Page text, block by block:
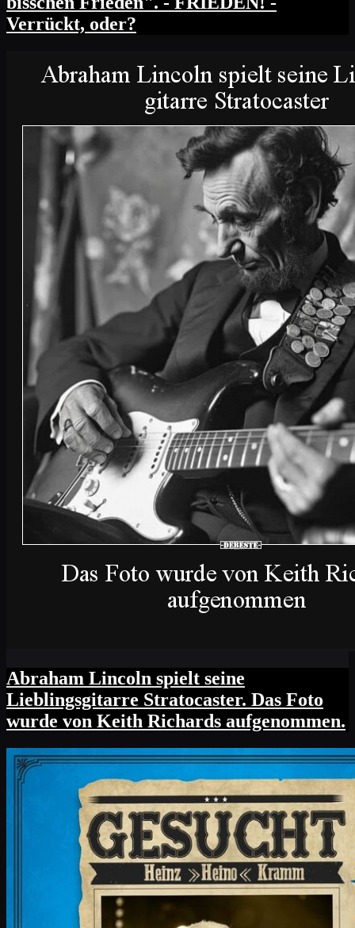
Verrückt, oder?
Abraham Lincoln spielt seine
Lieblingsgitarre Stratocaster. Das Foto
wurde von Keith Richards aufgenommen.